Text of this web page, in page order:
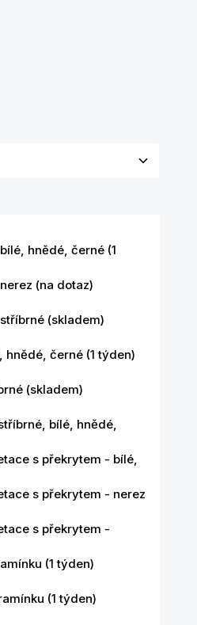
hnědé, černé (1
(na dotaz)
(skladem)
hnědé, černé (1 týden)
(skladem)
bílé, hnědé,
s překrytem - bílé,
s překrytem - nerez
s překrytem -
(1 týden)
(1 týden)